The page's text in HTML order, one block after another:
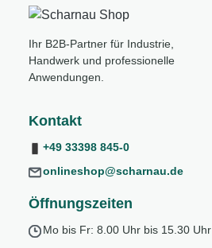
Ihr B2B-Partner für Industrie,
Handwerk und professionelle
Anwendungen.
Kontakt
+49 33398 845-0
onlineshop@scharnau.de
Öffnungszeiten
Mo bis Fr: 8.00 Uhr bis 15.30 Uhr